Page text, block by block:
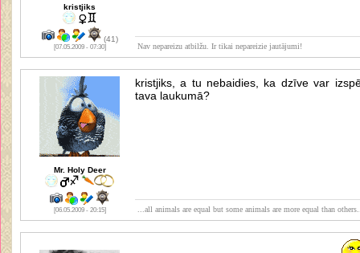
kristjiks
(41)
[07.05.2009 - 07:30] Nav nepareizu atbilžu. Ir tikai nepareizie jautājumi!
Mr. Holy Deer
[06.05.2009 - 20:15]
kristjiks, a tu nebaidies, ka dzīve var
tava laukumā?
...all animals are equal but some animals are more equal than